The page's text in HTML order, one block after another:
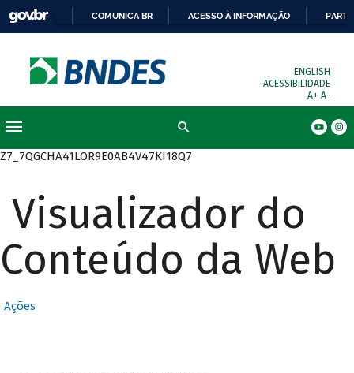
COMUNICA BR ACESSO À INFORMAÇÃO
ENGLISH
ACESSIBILIDADE
A+ A-
Z7_7QGCHA41LOR9E0AB4V47KI18Q7
Visualizador do
Conteúdo da Web
Ações